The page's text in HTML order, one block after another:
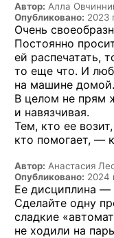
Автор: Алла
Опубликовано: 2023
Очень
Постоянно
ей распечатать,
то еще что. И
на машине домой.
В целом не прям
и навязчивая.
Тем, кто ее
кто помогает, —
Автор: Анастасия
Опубликовано: 2024
Ее дисциплина —
Сделайте одну
сладкие
не ходили на